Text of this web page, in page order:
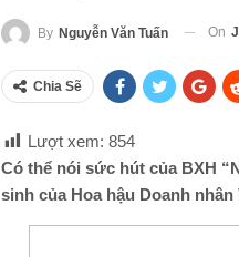
By Nguyễn Văn Tuấn On
Chia Sẽ
Lượt xem: 854
Có thể nói sức hút của BXH
sinh của Hoa hậu Doanh